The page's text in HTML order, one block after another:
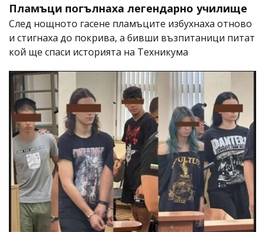
Пламъци погълнаха легендарно училище
След нощното гасене пламъците избухнаха отново
и стигнаха до покрива, а бивши възпитаници питат
кой ще спаси историята на Техникума